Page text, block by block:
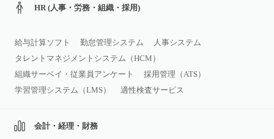
HR (人事・労務・組織・採用)
給与計算ソフト 勤怠管理システム
人事システム
タレントマネジメントシステム（HCM）
組織サーベイ・従業員アンケート
採用管理（ATS）
学習管理システム（LMS）
適性検査サービス
会計・経理・財務